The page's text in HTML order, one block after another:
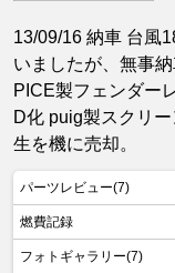
13/09/16 納車 台風
いましたが、無事
PICE製フェンダー
D化 puig製スクリ
生を機に売却。
パーツレビュー(7)
燃費記録
フォトギャラリー(7)